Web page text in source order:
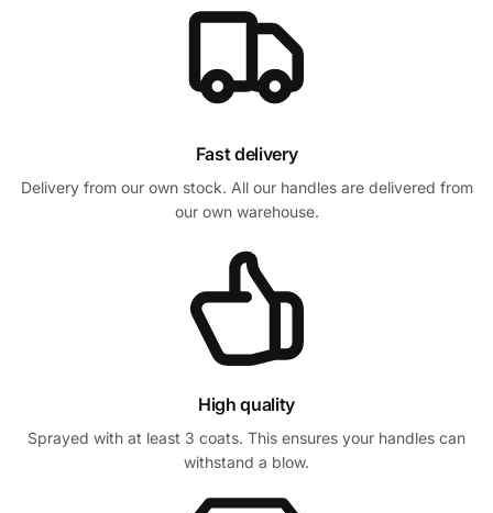
Fast delivery
Delivery from our own stock. All our handles are delivered from
our own warehouse.
High quality
Sprayed with at least 3 coats. This ensures your handles can
withstand a blow.